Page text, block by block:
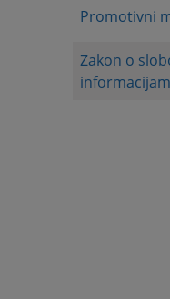
Promotivni
Zakon o